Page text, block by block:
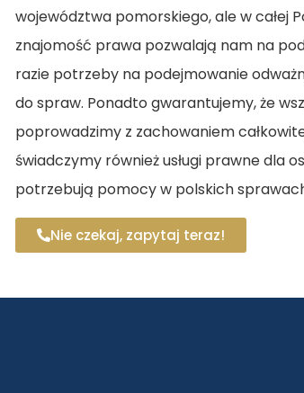
województwa pomorskiego, ale w całej
znajomość prawa pozwalają nam na
razie potrzeby na podejmowanie
do spraw. Ponadto gwarantujemy, że
poprowadzimy z zachowaniem
świadczymy również usługi prawne dla
potrzebują pomocy w polskich
Nie czekaj, zapytaj teraz!